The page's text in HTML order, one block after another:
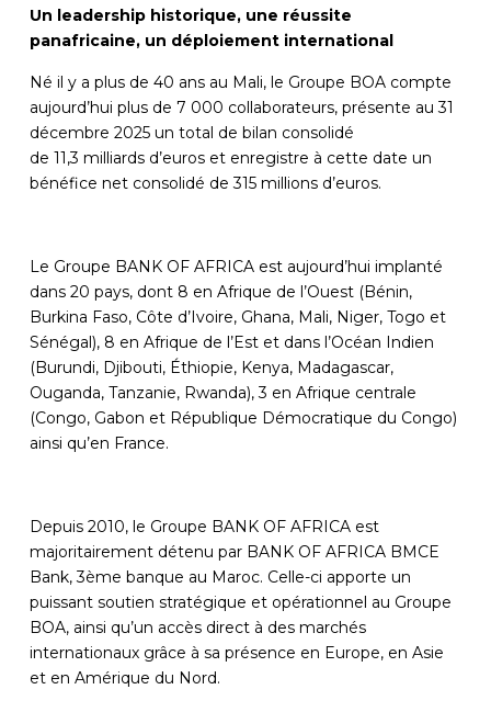
Un leadership historique, une réussite
panafricaine, un déploiement international
Né il y a plus de 40 ans au Mali, le Groupe BOA compte
aujourd’hui plus de 7 000 collaborateurs, présente au 31
décembre 2025 un total de bilan consolidé
de11,3 milliards d’euros et enregistre à cette date un
bénéfice net consolidé de315millions d’euros.
Le Groupe BANK OF AFRICA est aujourd’hui implanté
dans 20 pays, dont 8 en Afrique de l’Ouest (Bénin,
Burkina Faso, Côte d’Ivoire, Ghana, Mali, Niger, Togo et
Sénégal), 8 en Afrique de l’Est et dans l’Océan Indien
(Burundi, Djibouti, Éthiopie, Kenya, Madagascar,
Ouganda, Tanzanie, Rwanda), 3 en Afrique centrale
(Congo, Gabon et République Démocratique du Congo)
ainsi qu’en France.
Depuis 2010, le Groupe BANK OF AFRICA est
majoritairement détenu par BANK OF AFRICA BMCE
Bank, 3ème banque au Maroc. Celle-ci apporte un
puissant soutien stratégique et opérationnel au Groupe
BOA, ainsi qu’un accès direct à des marchés
internationaux grâce à sa présence en Europe, en Asie
et en Amérique du Nord.